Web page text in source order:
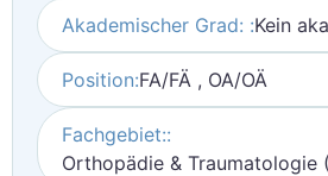
Akademischer Grad: :Kein
Position:FA/FÄ , OA/OÄ
Fachgebiet::
Orthopädie & Traumatologie